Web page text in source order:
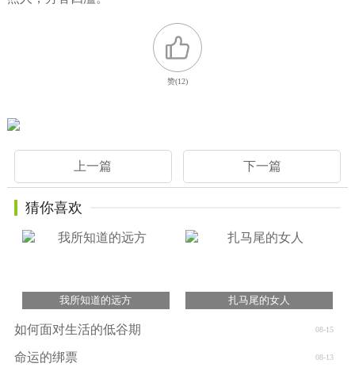
赞(12)
下一篇
上一篇
猜你喜欢
我所知道的远方 扎马尾的女人
08-15
如何面对生活的低谷期
08-13
命运的绑票